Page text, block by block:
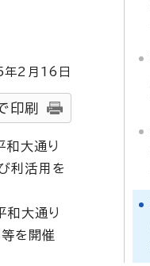
年2月 16 日
印刷
和大通り
利活用を
和大通り
等を開催